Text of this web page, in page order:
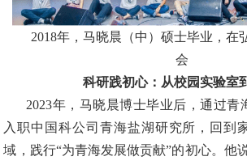
2018年，马晓晨（中）硕士毕业，在
会
科研践初心：从校园实验室
2023年，马晓晨博士毕业后，通过青
入职中国科公司青海盐湖研究所，回到
域，践行“为青海发展做贡献”的初心。他